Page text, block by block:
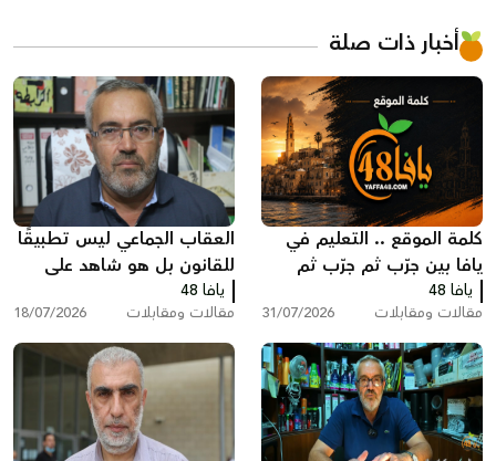
أخبار ذات صلة
كلمة الموقع .. التعليم في
يافا بين جرّب ثم جرّب ثم
انظر ماذا سيحدث!
يافا 48
مقالات ومقابلات 31/07/2026
العقاب الجماعي ليس تطبيقًا
للقانون بل هو شاهد على
تخبط المؤسسه الرسمية
بقلم : عمر سكسك
يافا 48
مقالات ومقابلات 18/07/2026